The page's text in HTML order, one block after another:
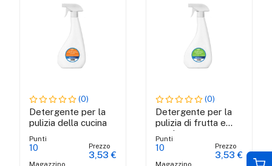
(0)
Detergente per la
pulizia della cucina
Punti
10
Magazzino
Prezzo
3,53 €
(0)
Detergente per la
pulizia di frutta e
verdura
Punti
10
Magazzino
Prezzo
3,53 €